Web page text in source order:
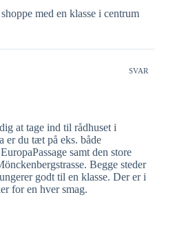
med en klasse i centrum
SVAR
at tage ind til rådhuset i
er du tæt på eks. både
samt den store
Begge steder
godt til en klasse. Der er i
for en hver smag.